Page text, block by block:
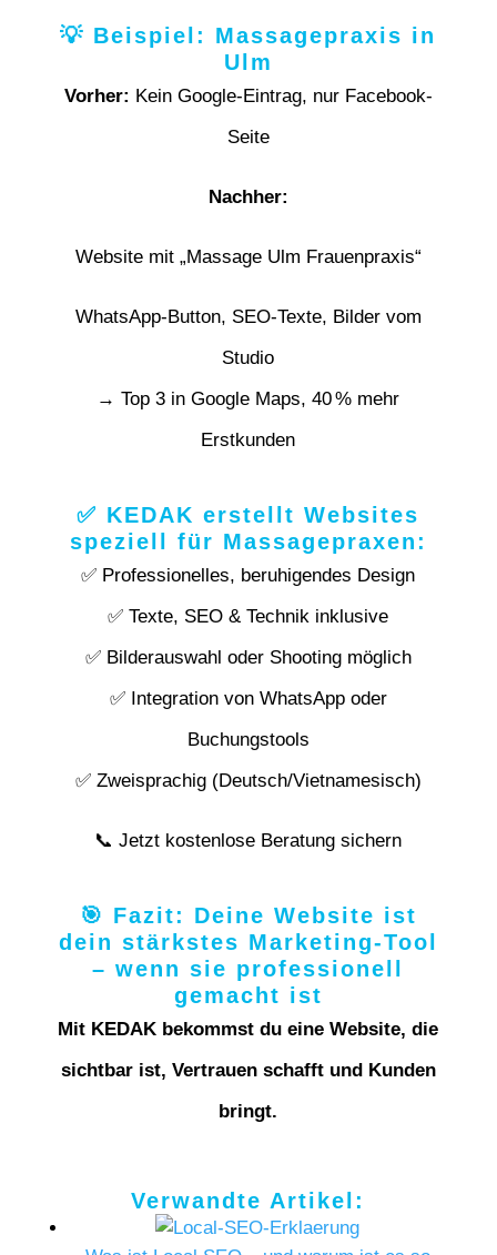
💡 Beispiel: Massagepraxis in
Ulm
Vorher: Kein Google-Eintrag, nur Facebook-
Seite
Nachher:
Website mit „Massage Ulm Frauenpraxis“
WhatsApp-Button, SEO-Texte, Bilder vom
Studio
→ Top 3 in Google Maps, 40 % mehr
Erstkunden
✅ KEDAK erstellt Websites
speziell für Massagepraxen:
✅ Professionelles, beruhigendes Design
✅ Texte, SEO & Technik inklusive
✅ Bilderauswahl oder Shooting möglich
✅ Integration von WhatsApp oder
Buchungstools
✅ Zweisprachig (Deutsch/Vietnamesisch)
📞 Jetzt kostenlose Beratung sichern
🎯 Fazit: Deine Website ist
dein stärkstes Marketing-Tool
– wenn sie professionell
gemacht ist
Mit KEDAK bekommst du eine Website, die
sichtbar ist, Vertrauen schafft und Kunden
bringt.
Verwandte Artikel: